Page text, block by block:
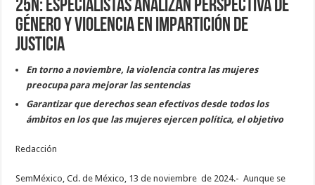
25N: especialistas analizan perspectiva de
género y violencia en impartición de
justicia
En torno a noviembre, la violencia contra las mujeres
preocupa para mejorar las sentencias
Garantizar que derechos sean efectivos desde todos los
ámbitos en los que las mujeres ejercen política, el objetivo
Redacción
SemMéxico, Cd. de México, 13 de noviembre de 2024.- Aunque se